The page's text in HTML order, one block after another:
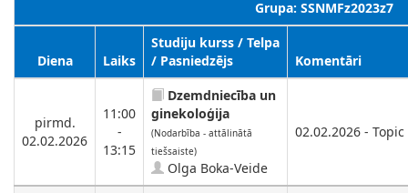
Grupa: SSNMFz2023z7
Diena Laiks
Studiju kurss / Telpa
/ Pasniedzējs
Komentāri
pirmd.
02.02.2026
11:00
-
13:15
Dzemdniecība un
ginekoloģija
(Nodarbība - attālinātā
tiešsaiste)
Olga Boka-Veide
02.02.2026 - Topic